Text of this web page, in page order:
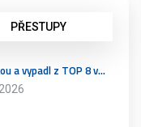
PŘESTUPY
a vypadl z TOP 8 v…